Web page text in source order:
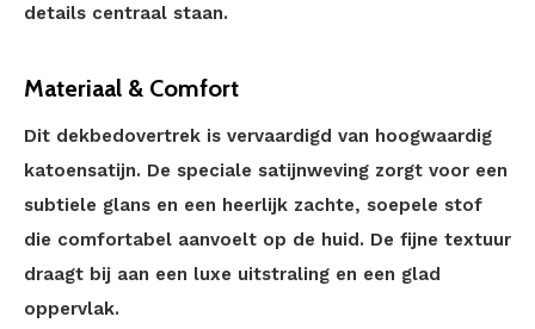
details centraal staan.
Materiaal & Comfort
Dit dekbedovertrek is vervaardigd van hoogwaardig
katoensatijn. De speciale satijnweving zorgt voor een
subtiele glans en een heerlijk zachte, soepele stof
die comfortabel aanvoelt op de huid. De fijne textuur
draagt bij aan een luxe uitstraling en een glad
oppervlak.